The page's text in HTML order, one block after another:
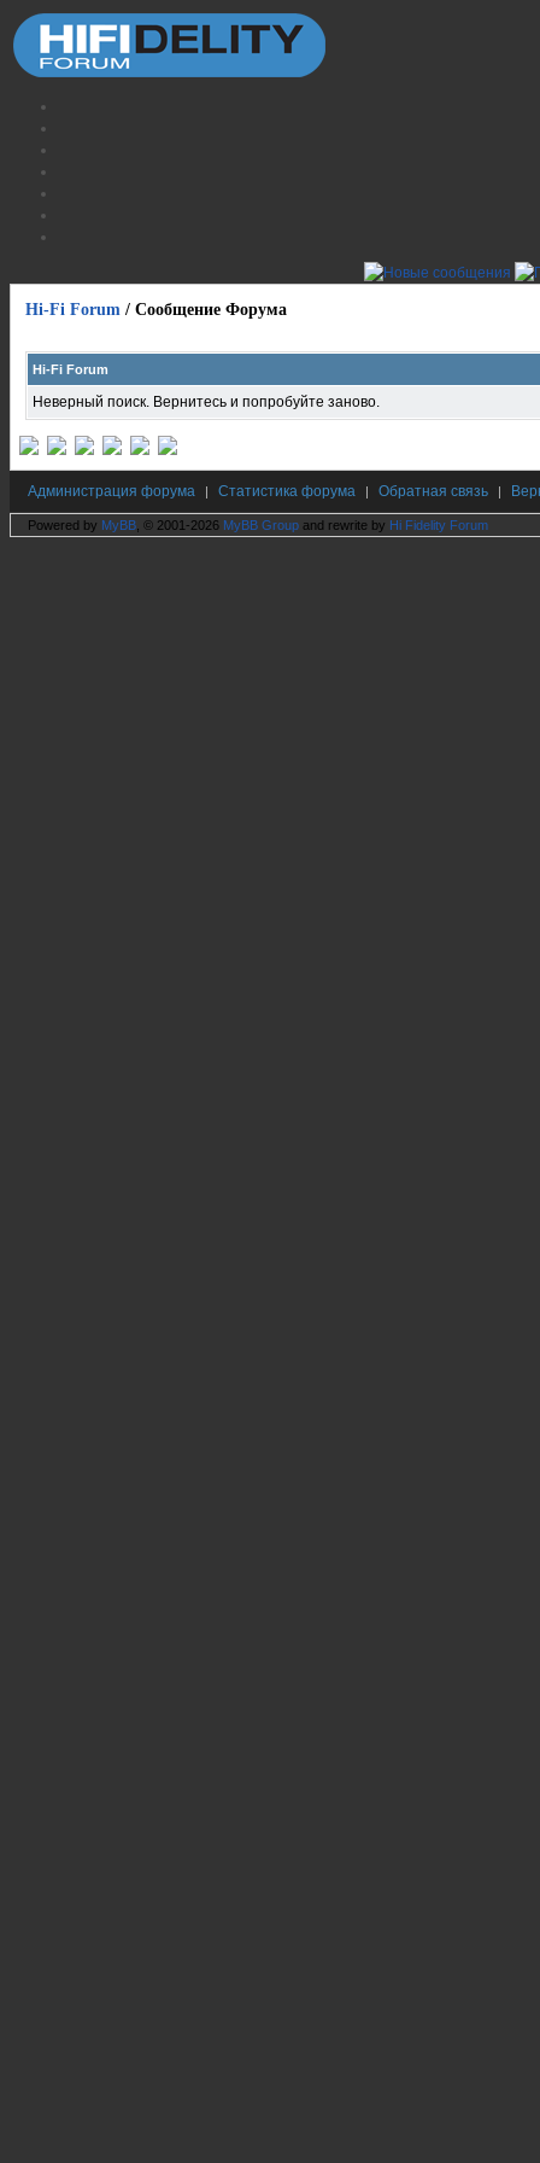
Hi-Fi Forum / Сообщение Форума
Hi-Fi Forum
Неверный поиск. Вернитесь и попробуйте заново.
Администрация форума | Статистика форума | Обратная связь |
Powered by MyBB , © 2001-2026 MyBB Group and rewrite by Hi Fidelity Forum